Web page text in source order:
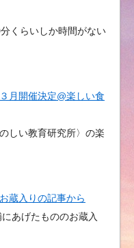
くらいしか時間がない
月開催決定@楽しい食
しい教育研究所〉の楽
蔵入りの記事から
あげたもののお蔵入